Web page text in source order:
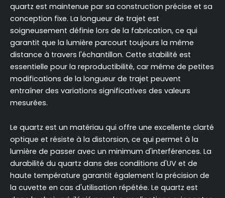
quartz est maintenue par sa construction précise et sa
conception fixe. La longueur de trajet est
soigneusement définie lors de la fabrication, ce qui
garantit que la lumière parcourt toujours la même
distance à travers l'échantillon. Cette stabilité est
essentielle pour la reproductibilité, car même de petites
modifications de la longueur de trajet peuvent
entraîner des variations significatives des valeurs
mesurées.
Le quartz est un matériau qui offre une excellente clarté
optique et résiste à la distorsion, ce qui permet à la
lumière de passer avec un minimum d'interférences. La
durabilité du quartz dans des conditions d'UV et de
haute température garantit également la précision de
la cuvette en cas d'utilisation répétée. Le quartz est